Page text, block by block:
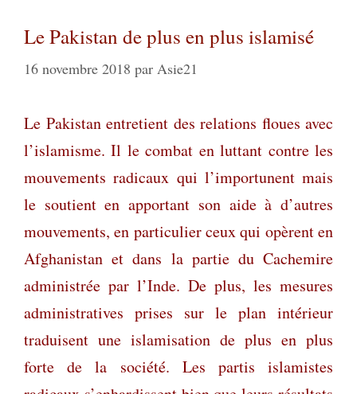
Le Pakistan de plus en plus islamisé
16 novembre 2018 par Asie21
Le Pakistan entretient des relations floues avec
l’islamisme. Il le combat en luttant contre les
mouvements radicaux qui l’importunent mais
le soutient en apportant son aide à d’autres
mouvements, en particulier ceux qui opèrent en
Afghanistan et dans la partie du Cachemire
administrée par l’Inde. De plus, les mesures
administratives prises sur le plan intérieur
traduisent une islamisation de plus en plus
forte de la société. Les partis islamistes